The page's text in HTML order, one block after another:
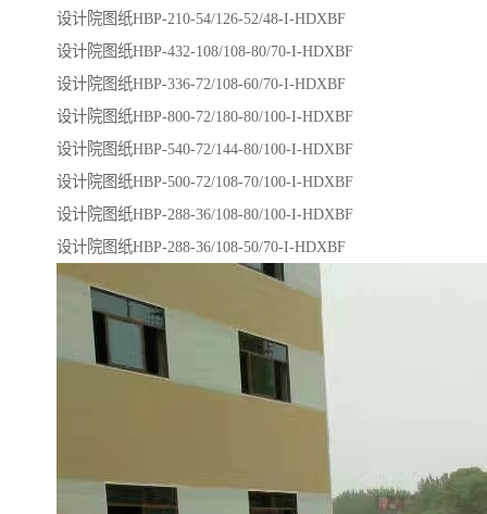
设计院图纸HBP-210-54/126-52/48-I-HDXBF
设计院图纸HBP-432-108/108-80/70-I-HDXBF
设计院图纸HBP-336-72/108-60/70-I-HDXBF
设计院图纸HBP-800-72/180-80/100-I-HDXBF
设计院图纸HBP-540-72/144-80/100-I-HDXBF
设计院图纸HBP-500-72/108-70/100-I-HDXBF
设计院图纸HBP-288-36/108-80/100-I-HDXBF
设计院图纸HBP-288-36/108-50/70-I-HDXBF